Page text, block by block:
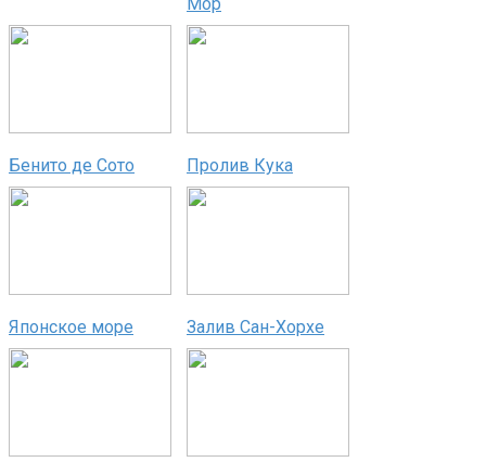
Бенито де Сото Пролив Кука
Японское море Залив Сан-Хорхе